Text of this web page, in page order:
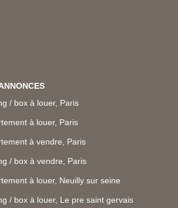
/ box à louer, Paris
à louer, Paris
à vendre, Paris
/ box à vendre, Paris
à louer, Neuilly sur seine
/ box à louer, Le pre saint gervais